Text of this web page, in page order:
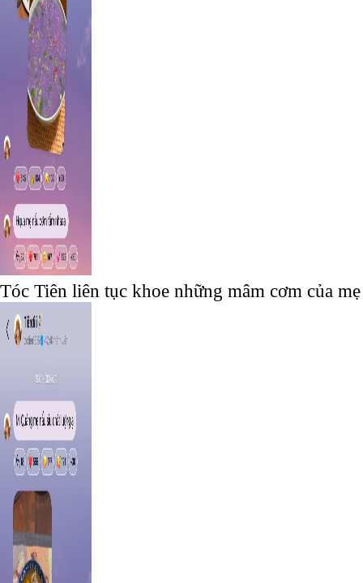
Tóc Tiên liên tục khoe những mâm cơm của